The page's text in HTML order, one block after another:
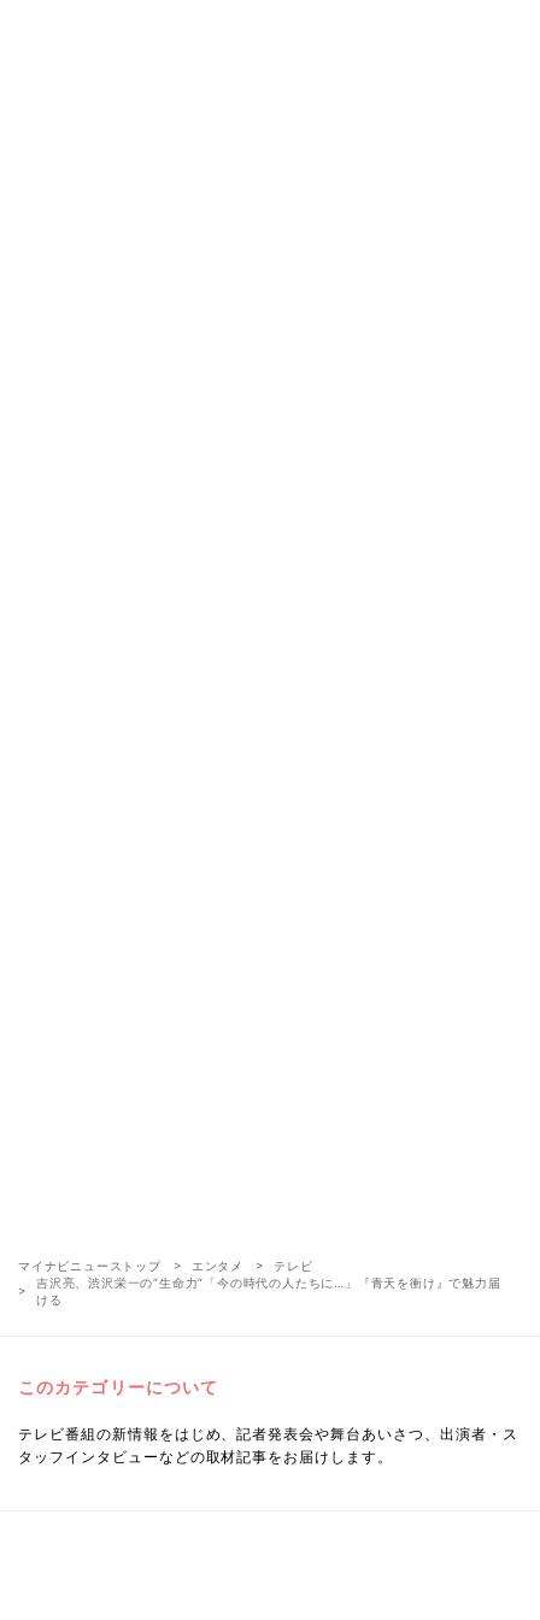
マイナビニューストップ エンタメ
テレビ
吉沢亮、渋沢栄一の“生命力”「今の時代の人たちに…」『青天を衝け』で魅力届
ける
このカテゴリーについて
テレビ番組の新情報をはじめ、記者発表会や舞台あいさつ、出演者・ス
タッフインタビューなどの取材記事をお届けします。